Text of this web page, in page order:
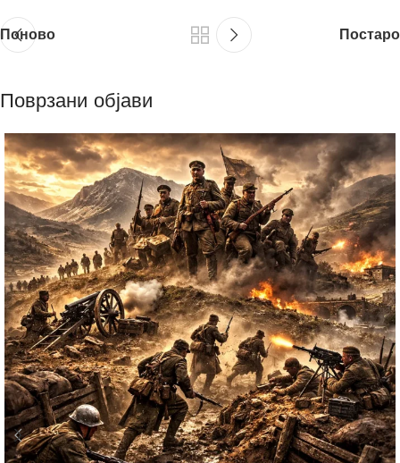
Поново Постаро
Поврзани објави